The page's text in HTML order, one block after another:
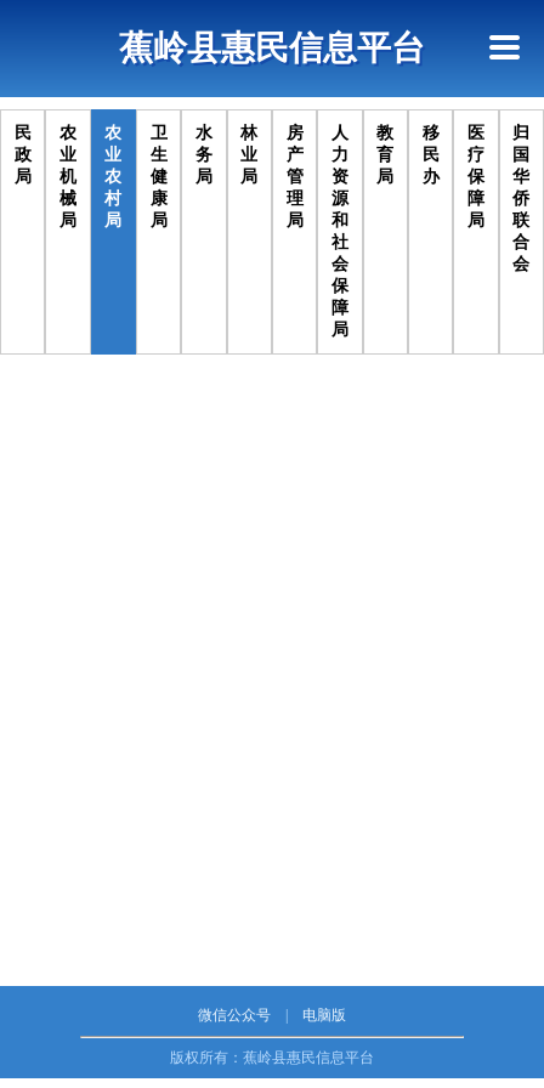
蕉岭县惠民信息平台
民
政
局
农
业
机
械
局
农
业
农
村
局
卫
生
健
康
局
水
务
局
林
业
局
房
产
管
理
局
人
力
资
源
和
社
会
保
障
局
教
育
局
移
民
办
医
疗
保
障
局
归
国
华
侨
联
合
会
2019/03/02
耕地地力保护补贴
微信公众号 电脑版
版权所有：蕉岭县惠民信息平台